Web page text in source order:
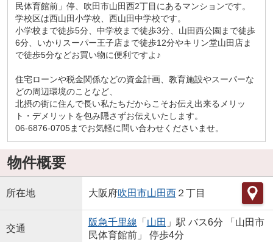
民体育館前」停、吹田市山田西2丁目にあるマンションです。
学校区は西山田小学校、西山田中学校です。
小学校まで徒歩5分、中学校まで徒歩3分、山田西公園まで徒歩
6分、いかりスーパー王子店まで徒歩12分やキリン堂山田店ま
で徒歩5分などお買い物に便利ですよ♪
住宅ローンや税金関係などの資金計画、教育施設やスーパーな
どの周辺環境のことなど、
北摂の街に住んで長い私たちだからこそお伝え出来るメリッ
ト・デメリットを包み隠さずお伝えいたします。
06-6876-0705までお気軽に問い合わせくださいませ。
物件概要
所在地 大阪府吹田市山田西２丁目
交通
阪急千里線 「 山田 」駅 バス6分 「山田市
民体育館前」 停歩4分